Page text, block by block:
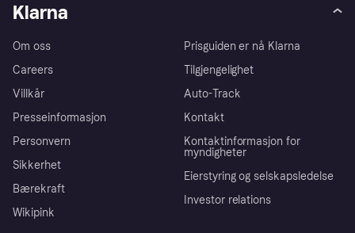
Klarna
Om oss
Careers
Villkår
Presseinformasjon
Personvern
Sikkerhet
Bærekraft
Wikipink
Prisguiden er nå Klarna
Tilgjengelighet
Auto-Track
Kontakt
Kontaktinformasjon for
myndigheter
Eierstyring og selskapsledelse
Investor relations